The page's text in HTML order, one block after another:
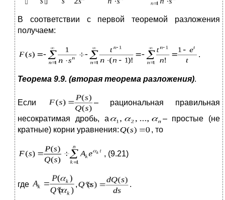
В соответствии с первой теоремой разложения
получаем:
.
Теорема 9.9. (вторая теорема разложения).
Если
– рациональная правильная
несократимая дробь, а
– простые (не
кратные) корни уравнения:
, то
, (9.21)
где , .